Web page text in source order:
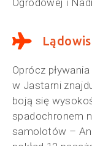
Ogrodowej i
Oprócz
w Jastarni
boją się
spadochronem
samolotów –